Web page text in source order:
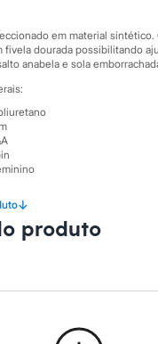
em material
dourada possibilitando
anabela e sola
↓
produto